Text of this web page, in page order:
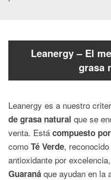
Leanergy – El
grasa
Leanergy es a nuestro
de grasa natural que se
venta. Está compuesto
como Té Verde,
antioxidante por excelencia,
Guaraná que ayudan en la